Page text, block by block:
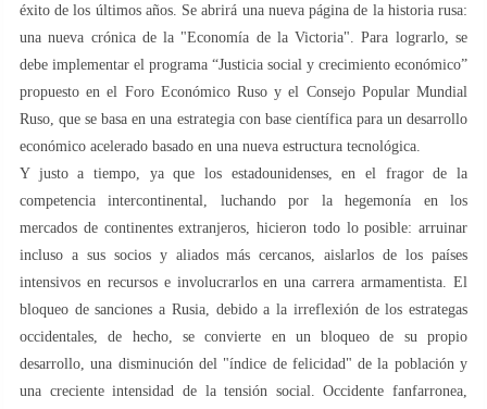
éxito de los últimos años. Se abrirá una nueva página de la historia rusa:
una nueva crónica de la "Economía de la Victoria". Para lograrlo, se
debe implementar el programa “Justicia social y crecimiento económico”
propuesto en el Foro Económico Ruso y el Consejo Popular Mundial
Ruso, que se basa en una estrategia con base científica para un desarrollo
económico acelerado basado en una nueva estructura tecnológica.
Y justo a tiempo, ya que los estadounidenses, en el fragor de la
competencia intercontinental, luchando por la hegemonía en los
mercados de continentes extranjeros, hicieron todo lo posible: arruinar
incluso a sus socios y aliados más cercanos, aislarlos de los países
intensivos en recursos e involucrarlos en una carrera armamentista. El
bloqueo de sanciones a Rusia, debido a la irreflexión de los estrategas
occidentales, de hecho, se convierte en un bloqueo de su propio
desarrollo, una disminución del "índice de felicidad" de la población y
una creciente intensidad de la tensión social. Occidente fanfarronea,